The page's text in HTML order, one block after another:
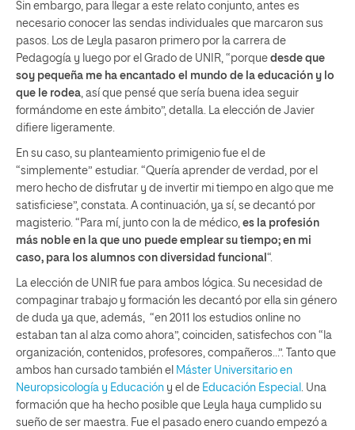
Sin embargo, para llegar a este relato conjunto, antes es
necesario conocer las sendas individuales que marcaron sus
pasos. Los de Leyla pasaron primero por la carrera de
Pedagogía y luego por el Grado de UNIR, “porque desde que
soy pequeña me ha encantado el mundo de la educación y lo
que le rodea, así que pensé que sería buena idea seguir
formándome en este ámbito”, detalla. La elección de Javier
difiere ligeramente.
En su caso, su planteamiento primigenio fue el de
“simplemente” estudiar. “Quería aprender de verdad, por el
mero hecho de disfrutar y de invertir mi tiempo en algo que me
satisficiese”, constata. A continuación, ya sí, se decantó por
magisterio. “Para mí, junto con la de médico, es la profesión
más noble en la que uno puede emplear su tiempo; en mi
caso, para los alumnos con diversidad funcional “.
La elección de UNIR fue para ambos lógica. Su necesidad de
compaginar trabajo y formación les decantó por ella sin género
de duda ya que, además, “en 2011 los estudios online no
estaban tan al alza como ahora”, coinciden, satisfechos con “la
organización, contenidos, profesores, compañeros…”. Tanto que
ambos han cursado también el Máster Universitario en
Neuropsicología y Educación y el de Educación Especial . Una
formación que ha hecho posible que Leyla haya cumplido su
sueño de ser maestra. Fue el pasado enero cuando empezó a